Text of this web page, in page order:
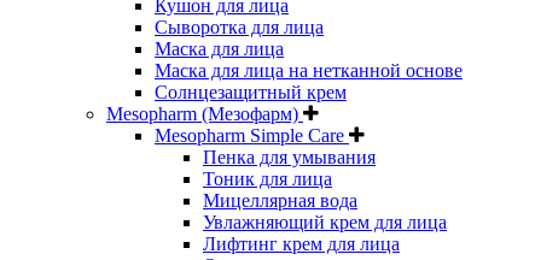
Кушон для лица
Сыворотка для лица
Маска для лица
Маска для лица на нетканной основе
Солнцезащитный крем
Mesopharm (Мезофарм)
Mesopharm Simple Care
Пенка для умывания
Тоник для лица
Мицеллярная вода
Увлажняющий крем для лица
Лифтинг крем для лица